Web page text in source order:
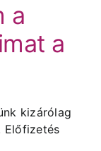
a
a
kizárólag
Előfizetés